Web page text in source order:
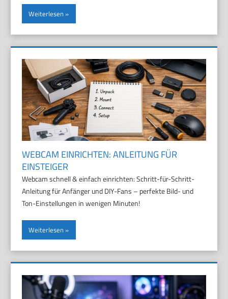
Weiterlesen
WEBCAM EINRICHTEN: ANLEITUNG FÜR
EINSTEIGER
Webcam schnell & einfach einrichten: Schritt-für-Schritt-
Anleitung für Anfänger und DIY-Fans – perfekte Bild- und
Ton-Einstellungen in wenigen Minuten!
Weiterlesen